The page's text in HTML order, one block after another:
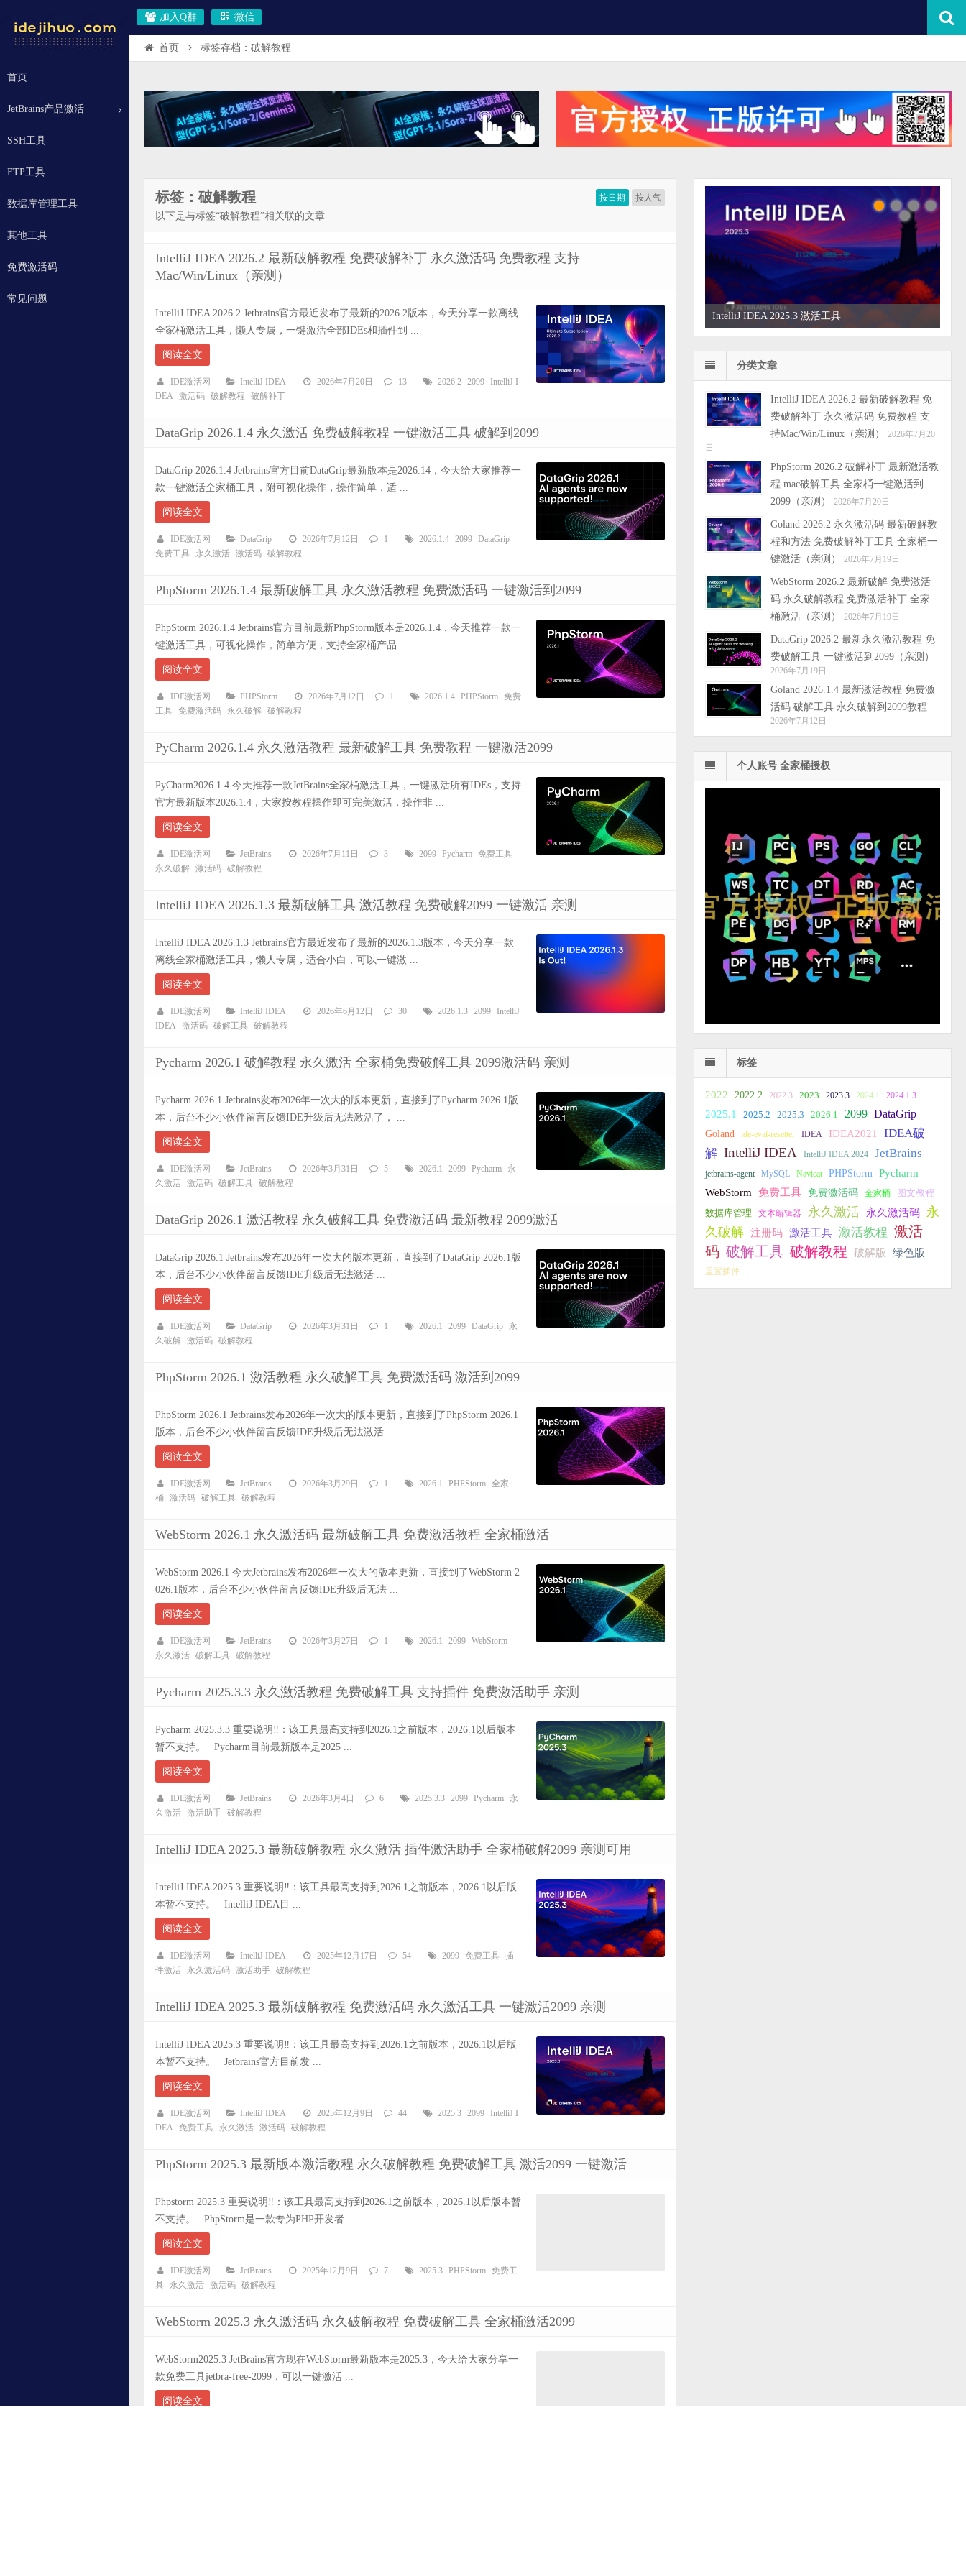
加入Q群 微信
首页
JetBrains产品激活
SSH工具
FTP工具
数据库管理工具
其他工具
免费激活码
常见问题
首页 标签存档：破解教程
按日期 按人气
标签：破解教程
以下是与标签“破解教程”相关联的文章
IntelliJ IDEA 2026.2 最新破解教程 免费破解补丁 永久激活码 免费教程 支持
Mac/Win/Linux（亲测）
IntelliJ IDEA 2026.2 Jetbrains官方最近发布了最新的2026.2版本，今天分享一款离线
全家桶激活工具，懒人专属，一键激活全部IDEs和插件到 ...
阅读全文
IDE激活网 IntelliJ IDEA 2026年7月20日 13 2026.2 2099
IntelliJ I
DEA
激活码 破解教程 破解补丁
DataGrip 2026.1.4 永久激活 免费破解教程 一键激活工具 破解到2099
DataGrip 2026.1.4 Jetbrains官方目前DataGrip最新版本是2026.14，今天给大家推荐一
款一键激活全家桶工具，附可视化操作，操作简单，适 ...
阅读全文
IDE激活网 DataGrip 2026年7月12日 1 2026.1.4 2099 DataGrip
免费工具
永久激活 激活码 破解教程
PhpStorm 2026.1.4 最新破解工具 永久激活教程 免费激活码 一键激活到2099
PhpStorm 2026.1.4 Jetbrains官方目前最新PhpStorm版本是2026.1.4，今天推荐一款一
键激活工具，可视化操作，简单方便，支持全家桶产品 ...
阅读全文
IDE激活网 PHPStorm 2026年7月12日 1 2026.1.4 PHPStorm 免费
工具
免费激活码 永久破解 破解教程
PyCharm 2026.1.4 永久激活教程 最新破解工具 免费教程 一键激活2099
PyCharm2026.1.4 今天推荐一款JetBrains全家桶激活工具，一键激活所有IDEs，支持
官方最新版本2026.1.4，大家按教程操作即可完美激活，操作非 ...
阅读全文
IDE激活网 JetBrains 2026年7月11日 3 2099 Pycharm 免费工具
永久破解 激活码 破解教程
IntelliJ IDEA 2026.1.3 最新破解工具 激活教程 免费破解2099 一键激活 亲测
IntelliJ IDEA 2026.1.3 Jetbrains官方最近发布了最新的2026.1.3版本，今天分享一款
离线全家桶激活工具，懒人专属，适合小白，可以一键激 ...
阅读全文
IDE激活网 IntelliJ IDEA 2026年6月12日 30 2026.1.3 2099
IntelliJ
IDEA
激活码 破解工具 破解教程
Pycharm 2026.1 破解教程 永久激活 全家桶免费破解工具 2099激活码 亲测
Pycharm 2026.1 Jetbrains发布2026年一次大的版本更新，直接到了Pycharm 2026.1版
本，后台不少小伙伴留言反馈IDE升级后无法激活了， ...
阅读全文
IDE激活网 JetBrains 2026年3月31日 5 2026.1 2099 Pycharm
永
久激活 激活码 破解工具 破解教程
DataGrip 2026.1 激活教程 永久破解工具 免费激活码 最新教程 2099激活
DataGrip 2026.1 Jetbrains发布2026年一次大的版本更新，直接到了DataGrip 2026.1版
本，后台不少小伙伴留言反馈IDE升级后无法激活 ...
阅读全文
IDE激活网 DataGrip 2026年3月31日 1 2026.1 2099 DataGrip
永
久破解 激活码 破解教程
PhpStorm 2026.1 激活教程 永久破解工具 免费激活码 激活到2099
PhpStorm 2026.1 Jetbrains发布2026年一次大的版本更新，直接到了PhpStorm 2026.1
版本，后台不少小伙伴留言反馈IDE升级后无法激活 ...
阅读全文
IDE激活网 JetBrains 2026年3月29日 1 2026.1 PHPStorm 全家
桶
激活码 破解工具 破解教程
WebStorm 2026.1 永久激活码 最新破解工具 免费激活教程 全家桶激活
WebStorm 2026.1 今天Jetbrains发布2026年一次大的版本更新，直接到了WebStorm 2
026.1版本，后台不少小伙伴留言反馈IDE升级后无法 ...
阅读全文
IDE激活网 JetBrains 2026年3月27日 1 2026.1 2099 WebStorm
永久激活 破解工具 破解教程
Pycharm 2025.3.3 永久激活教程 免费破解工具 支持插件 免费激活助手 亲测
Pycharm 2025.3.3 重要说明‼️：该工具最高支持到2026.1之前版本，2026.1以后版本
暂不支持。 Pycharm目前最新版本是2025 ...
阅读全文
IDE激活网 JetBrains 2026年3月4日 6 2025.3.3 2099 Pycharm
永
久激活 激活助手 破解教程
IntelliJ IDEA 2025.3 最新破解教程 永久激活 插件激活助手 全家桶破解2099 亲测可用
IntelliJ IDEA 2025.3 重要说明‼️：该工具最高支持到2026.1之前版本，2026.1以后版
本暂不支持。 IntelliJ IDEA目 ...
阅读全文
IDE激活网 IntelliJ IDEA 2025年12月17日 54 2099 免费工具
插
件激活
永久激活码 激活助手 破解教程
IntelliJ IDEA 2025.3 最新破解教程 免费激活码 永久激活工具 一键激活2099 亲测
IntelliJ IDEA 2025.3 重要说明‼️：该工具最高支持到2026.1之前版本，2026.1以后版
本暂不支持。 Jetbrains官方目前发 ...
阅读全文
IDE激活网 IntelliJ IDEA 2025年12月9日 44 2025.3 2099
IntelliJ I
DEA
免费工具 永久激活 激活码 破解教程
PhpStorm 2025.3 最新版本激活教程 永久破解教程 免费破解工具 激活2099 一键激活
Phpstorm 2025.3 重要说明‼️：该工具最高支持到2026.1之前版本，2026.1以后版本暂
不支持。 PhpStorm是一款专为PHP开发者 ...
阅读全文
IDE激活网 JetBrains 2025年12月9日 7 2025.3 PHPStorm 免费工
具
永久激活 激活码 破解教程
WebStorm 2025.3 永久激活码 永久破解教程 免费破解工具 全家桶激活2099
WebStorm2025.3 JetBrains官方现在WebStorm最新版本是2025.3，今天给大家分享一
款免费工具jetbra-free-2099，可以一键激活 ...
阅读全文
WebStorm 2026.2 破解教程
分类文章
IntelliJ IDEA 2026.2 最新破解教程 免
费破解补丁 永久激活码 免费教程 支
持Mac/Win/Linux（亲测）
2026年7月20
日
PhpStorm 2026.2 破解补丁 最新激活教
程 mac破解工具 全家桶一键激活到
2099（亲测）
2026年7月20日
Goland 2026.2 永久激活码 最新破解教
程和方法 免费破解补丁工具 全家桶一
键激活（亲测）
2026年7月19日
WebStorm 2026.2 最新破解 免费激活
码 永久破解教程 免费激活补丁 全家
桶激活（亲测）
2026年7月19日
DataGrip 2026.2 最新永久激活教程 免
费破解工具 一键激活到2099（亲测）
2026年7月19日
Goland 2026.1.4 最新激活教程 免费激
活码 破解工具 永久破解到2099教程
2026年7月12日
个人账号 全家桶授权
标签
2022 2022.2 2022.3 2023 2023.3 2024.1 2024.1.3
2025.1 2025.2 2025.3 2026.1 2099 DataGrip
Goland ide-eval-resetter IDEA IDEA2021
IDEA破
解 IntelliJ IDEA IntelliJ IDEA 2024 JetBrains
jetbrains-agent MySQL Navicat PHPStorm Pycharm
WebStorm 免费工具 免费激活码 全家桶 图文教程
数据库管理 文本编辑器 永久激活 永久激活码
永
久破解 注册码 激活工具 激活教程 激活
码 破解工具 破解教程 破解版 绿色版
重置插件